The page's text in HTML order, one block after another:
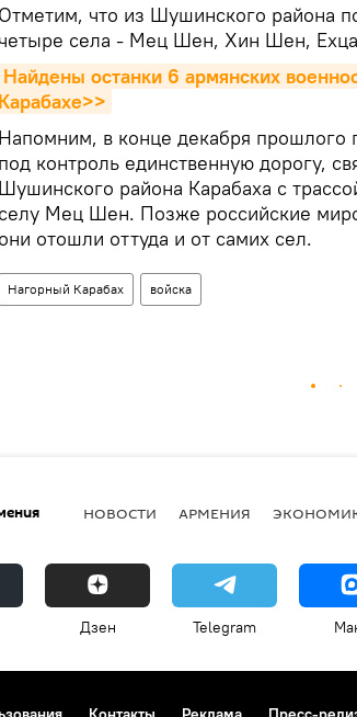
Отметим, что из Шушинского района
четыре села - Мец Шен, Хин Шен,
Найдены останки 6 армянских
Карабахе>>
Напомним, в конце декабря прошлого
под контроль единственную дорогу,
Шушинского района Карабаха с
селу Мец Шен. Позже российские
они отошли оттуда и от самих сел.
Нагорный Карабах войска
НОВОСТИ АРМЕНИЯ
Дзен Telegram